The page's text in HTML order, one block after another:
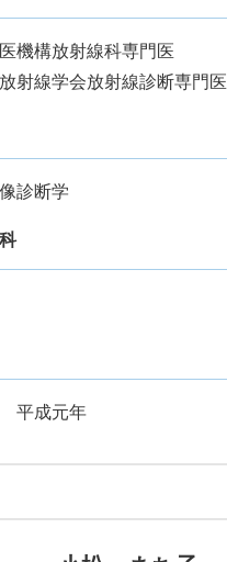
機構放射線科専門医
射線学会放射線診断専門医
診断学
平成元年